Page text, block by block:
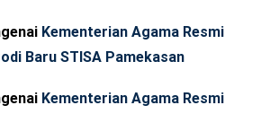
Kementerian Agama Resmi
Baru STISA Pamekasan
Kementerian Agama Resmi